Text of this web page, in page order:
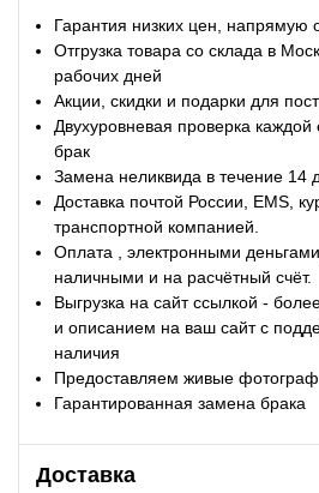
Гарантия низких цен, напрямую
Отгрузка товара со склада в
рабочих дней
Акции, скидки и подарки для
Двухуровневая проверка
брак
Замена неликвида в течение 14
Доставка почтой России, EMS,
транспортной компанией.
Оплата , электронными
наличными и на расчётный счёт.
Выгрузка на сайт ссылкой -
и описанием на ваш сайт с
наличия
Предоставляем живые
Гарантированная замена брака
Доставка